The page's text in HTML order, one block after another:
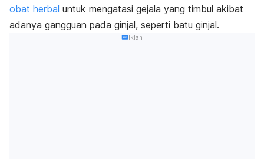
obat herbal untuk mengatasi gejala yang timbul akibat
adanya gangguan pada ginjal, seperti batu ginjal.
Iklan